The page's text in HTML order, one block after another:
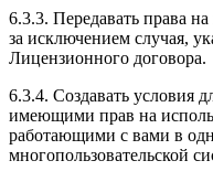
6.3.3. Передавать права
за исключением случая,
Лицензионного договора.
6.3.4. Создавать условия
имеющими прав на
работающими с вами в
многопользовательской